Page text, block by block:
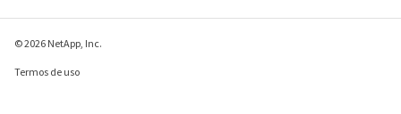
© 2026 NetApp, Inc.
Termos de uso